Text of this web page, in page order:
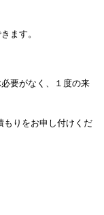
ます。
要がなく、１度の来
もりをお申し付けくだ